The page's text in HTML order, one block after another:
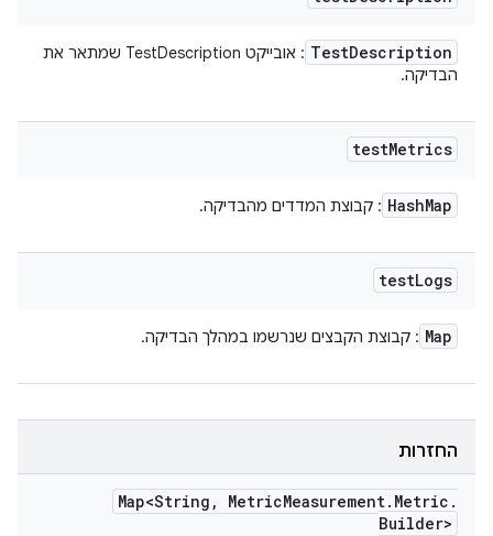
TestDescription
: אובייקט TestDescription שמתאר את
הבדיקה.
testMetrics
HashMap : קבוצת המדדים מהבדיקה.
testLogs
Map : קבוצת הקבצים שנרשמו במהלך הבדיקה.
החזרות
Map<String , MetricMeasurement. Metric .
Builder>